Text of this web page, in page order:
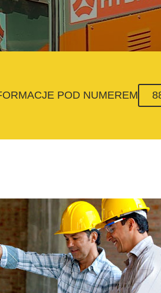
POD NUMEREM